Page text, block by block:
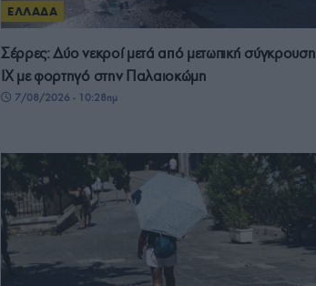
ΕΛΛΑΔΑ
Σέρρες: Δύο νεκροί μετά από μετωπική σύγκρουση
ΙΧ με φορτηγό στην Παλαιοκώμη
7/08/2026 - 10:28πμ